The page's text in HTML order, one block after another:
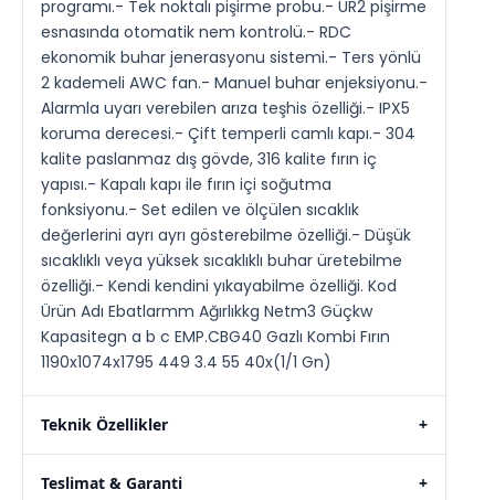
programı.- Tek noktalı pişirme probu.- UR2 pişirme
esnasında otomatik nem kontrolü.- RDC
ekonomik buhar jenerasyonu sistemi.- Ters yönlü
2 kademeli AWC fan.- Manuel buhar enjeksiyonu.-
Alarmla uyarı verebilen arıza teşhis özelliği.- IPX5
koruma derecesi.- Çift temperli camlı kapı.- 304
kalite paslanmaz dış gövde, 316 kalite fırın iç
yapısı.- Kapalı kapı ile fırın içi soğutma
fonksiyonu.- Set edilen ve ölçülen sıcaklık
değerlerini ayrı ayrı gösterebilme özelliği.- Düşük
sıcaklıklı veya yüksek sıcaklıklı buhar üretebilme
özelliği.- Kendi kendini yıkayabilme özelliği. Kod
Ürün Adı Ebatlarmm Ağırlıkkg Netm3 Güçkw
Kapasitegn a b c EMP.CBG40 Gazlı Kombi Fırın
1190x1074x1795 449 3.4 55 40x(1/1 Gn)
Teknik Özellikler +
Teslimat & Garanti +